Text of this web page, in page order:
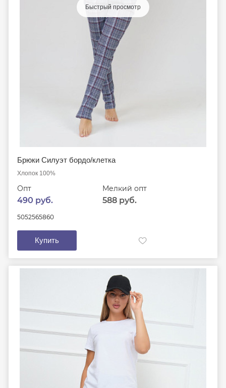
Быстрый просмотр
Брюки Силуэт бордо/клетка
Хлопок 100%
Опт Мелкий опт
490 руб. 588 руб.
5052565860
Купить